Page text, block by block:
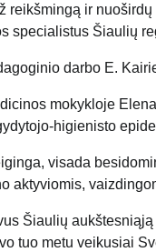
reikšmingą ir
specialistus Šiaulių
darbo E.
mokykloje
higienisto
visada
aktyviomis,
Šiaulių
tuo metu veikusiai